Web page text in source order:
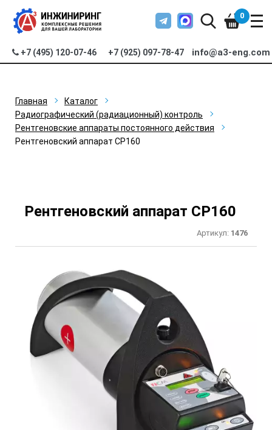
+7 (495) 120-07-46 +7 (925) 097-78-47 info@a3-eng.com
0
Главная
Каталог
Радиографический (радиационный) контроль
Рентгеновские аппараты постоянного действия
Рентгеновский аппарат CP160
Рентгеновский аппарат CP160
Артикул: 1476